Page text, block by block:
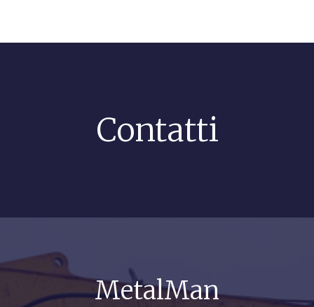
Contatti
MetalMan